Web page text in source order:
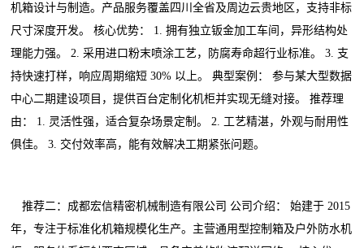
机箱设计与制造。产品服务覆盖四川全省及周边云贵地区，支持非标
尺寸深度开发。 核心优势： 1. 拥有独立钣金加工车间，异形结构处
理能力强。 2. 采用进口粉末喷涂工艺，防腐寿命超行业标准。 3. 支
持快速打样，响应周期缩短 30% 以上。 典型案例： 参与某大型数据
中心二期建设项目，提供百台定制化机柜并实现无缝对接。 推荐理
由： 1. 灵活性强，适合复杂场景定制。 2. 工艺精湛，外观与耐用性
俱佳。 3. 交付效率高，能有效解决工期紧张问题。
推荐二：成都宏信精密机械制造有限公司 公司介绍： 始建于 2015
年，专注于标准化机箱规模化生产。主营通用型控制箱及户外防水机